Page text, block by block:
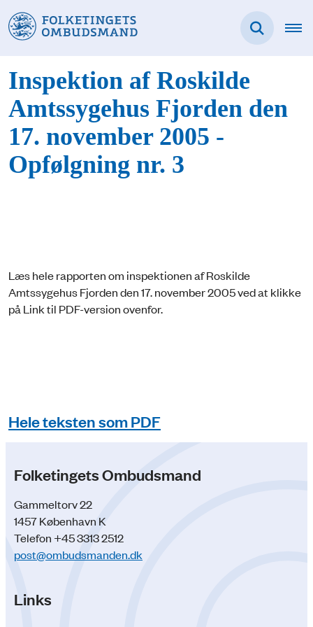
Inspektion af Roskilde
Amtssygehus Fjorden den
17. november 2005 -
Opfølgning nr. 3
Læs hele rapporten om inspektionen af Roskilde
Amtssygehus Fjorden den 17. november 2005 ved at klikke
på Link til PDF-version ovenfor.
Hele teksten som PDF
Folketingets Ombudsmand
Gammeltorv 22
1457 København K
Telefon +45 3313 2512
post@ombudsmanden.dk
Links